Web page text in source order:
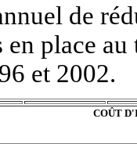
de
en place
et 2002.
COÛT